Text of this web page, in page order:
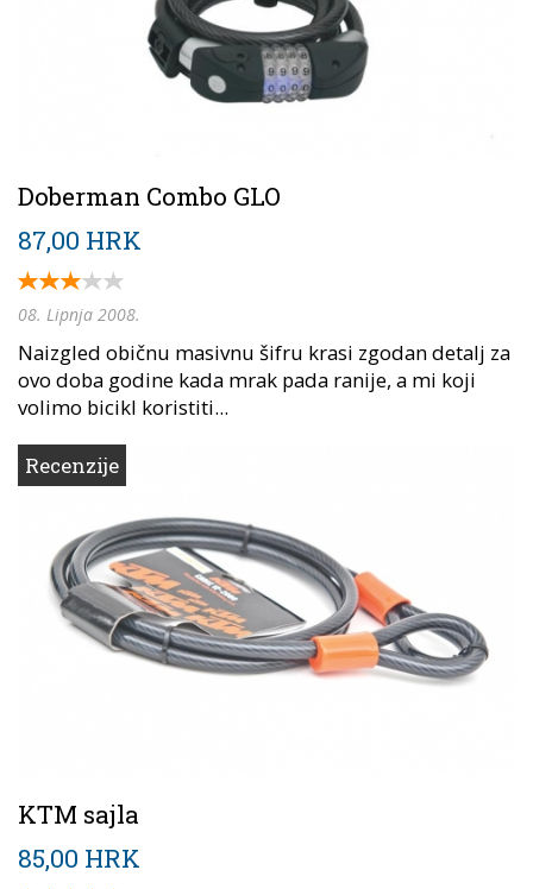
Doberman Combo GLO
87,00 HRK
08. Lipnja 2008.
Naizgled običnu masivnu šifru krasi zgodan detalj za
ovo doba godine kada mrak pada ranije, a mi koji
volimo bicikl koristiti...
Recenzije
KTM sajla
85,00 HRK